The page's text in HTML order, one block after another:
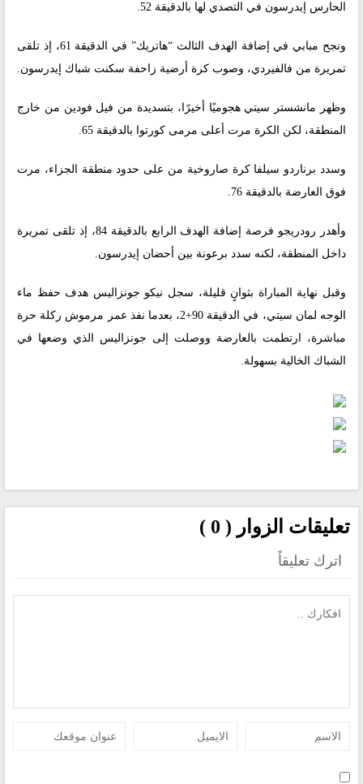
الحارس إيدرسون في التصدي لها بالدقيقة 52.
ونجح مبابي في إضافة الهدف الثالث “هاتريك” في الدقيقة 61، إذ تلقى
تمريرة من فالفيردي، وصوب كرة أرضية زاحفة سكنت شباك إيدرسون.
وظهر مانشستر سيتي هجوميًا أخيرًا، بتسديدة من فيل فودين من خارج
المنطقة، لكن الكرة مرت أعلى مرمى كورتوا بالدقيقة 65.
وسدد برناردو سيلفا كرة صاروخية من على حدود منطقة الجزاء، مرت
فوق العارضة بالدقيقة 76.
وأهدر رودريجو فرصة إضافة الهدف الرابع بالدقيقة 84، إذ تلقى تمريرة
داخل المنطقة، لكنه سدد برعونة بين أحضان إيدرسون.
وقبل نهاية المباراة بثوانٍ قليلة، سجل نيكو جونزاليس هدف حفظ ماء
الوجه لمان سيتي، في الدقيقة 90+2، بعدما نفذ عمر مرموش ركلة حرة
مباشرة، ارتطمت بالعارضة ووصلت إلى جونزاليس الذي وضعها في
الشباك الخالية بسهولة.
تعليقات الزوار ( 0 )
اترك تعليقاً